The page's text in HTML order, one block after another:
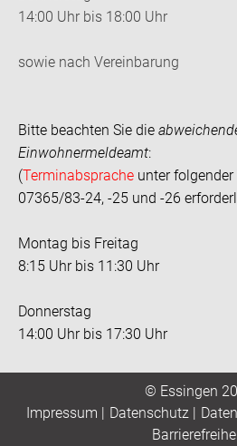
14:00 Uhr bis 18:00 Uhr
sowie nach Vereinbarung
Bitte beachten Sie die
Einwohnermeldeamt:
(Terminabsprache unter
07365/83-24, -25 und -26
Montag bis Freitag
8:15 Uhr bis 11:30 Uhr
Donnerstag
14:00 Uhr bis 17:30 Uhr
© Essingen
Impressum | Datenschutz|